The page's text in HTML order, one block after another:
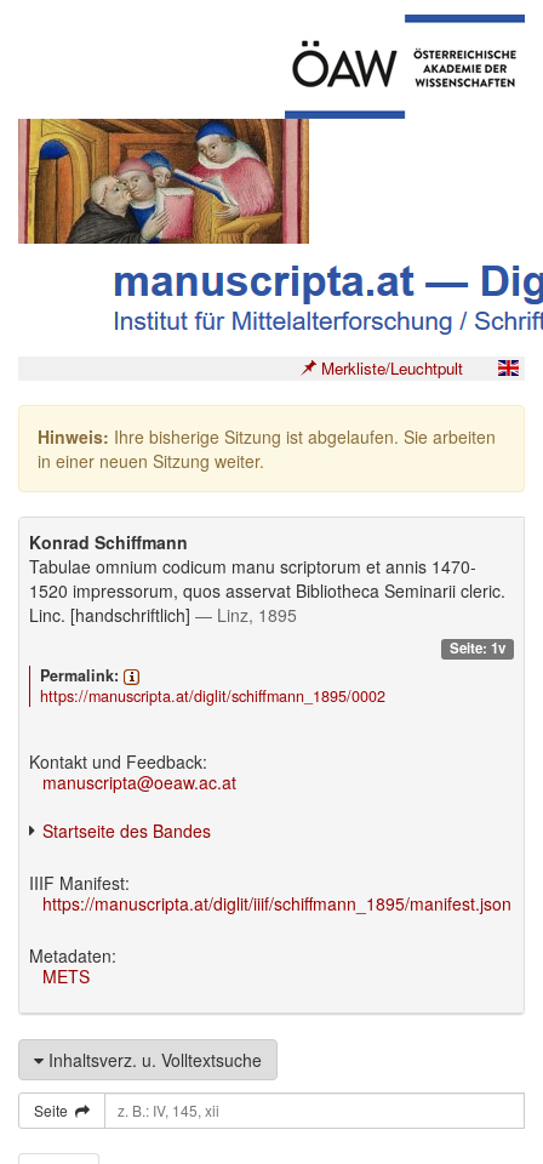
Merkliste/Leuchtpult
Hinweis: Ihre bisherige Sitzung ist abgelaufen. Sie arbeiten
in einer neuen Sitzung weiter.
Konrad Schiffmann
Tabulae omnium codicum manu scriptorum et annis 1470-
1520 impressorum, quos asservat Bibliotheca Seminarii cleric.
Linc. [handschriftlich] — Linz, 1895
Seite: 1v
Permalink:
https://manuscripta.at/diglit/schiffmann_1895/0002
Kontakt und Feedback:
manuscripta@oeaw.ac.at
Startseite des Bandes
IIIF Manifest:
https://manuscripta.at/diglit/iiif/schiffmann_1895/manifest.json
Metadaten:
METS
Inhaltsverz. u. Volltextsuche
Seite